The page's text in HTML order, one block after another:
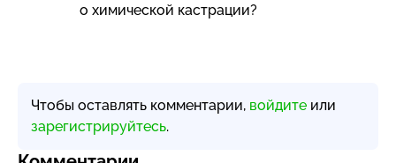
о химической кастрации?
Чтобы оставлять комментарии, войдите или
зарегистрируйтесь.